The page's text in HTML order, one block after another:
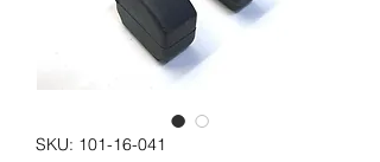
SKU: 101-16-041